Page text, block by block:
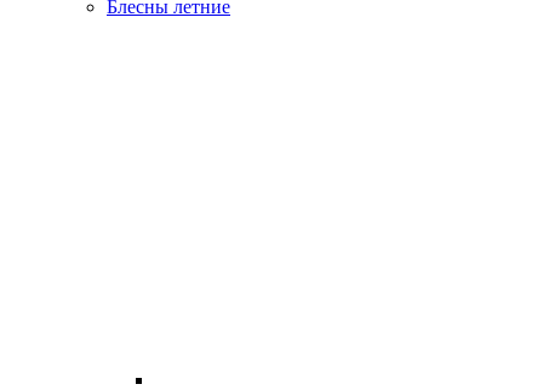
Блесны летние